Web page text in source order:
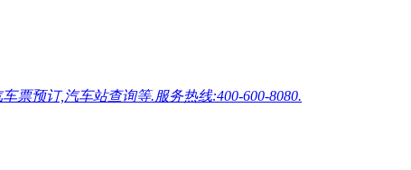
票预订,汽车站查询等.服务热线:400-600-8080.